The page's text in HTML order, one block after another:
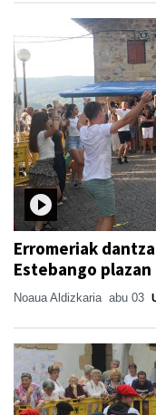
Erromeriak
Estebango plazan
Noaua Aldizkaria abu 03